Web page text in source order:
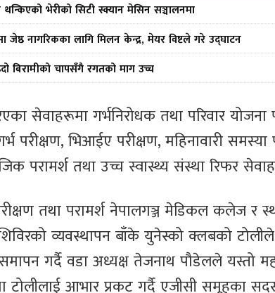
थन्किएको भेरीको सिटी स्क्यान मेसिन सञ्चालनमा
जेष्ठ नागरिकका लागि मिलन केन्द्र, मेयर विष्टले गरे उद्घाटन
बिरामीको चापसँगै रगतको माग उच्च
सेवाहरूमा गर्भनिरोधक तथा परिवार
परीक्षण, भिआईए परीक्षण, महिनावारी
परामर्श तथा उच्च स्वास्थ्य संस्था रिफर
तथा परामर्श नेपालगञ्ज मेडिकल कलेज र
व्यवस्थापन बाँके युनेस्को क्लबको
गर्दै वडा अध्यक्ष तेजनाथ पौडेलले यस्तो
टोलीलाई आभार प्रकट गर्दै एजीसी समूहका